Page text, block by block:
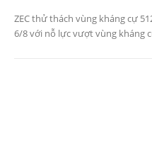
ZEC thử thách vùng kháng cự
6/8 với nỗ lực vượt vùng kháng